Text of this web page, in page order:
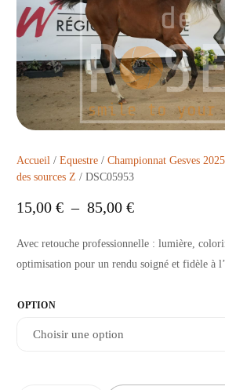
Accueil /Equestre /Championnat Gesves 2025
des sources Z / DSC05953
15,00€ – 85,00€
Avec retouche professionnelle : lumière,
optimisation pour un rendu soigné et fidèle à
OPTION